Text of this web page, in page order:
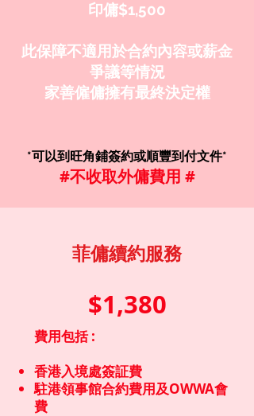
印傭$1,500
此保障不適用於合約內容或薪金
爭議等情況
家善僱傭擁有最終決定權
*可以到旺角鋪簽約或順豐到付文件*
#不收取外傭費用 #
菲傭續約服務
$1,380
費用包括 :
香港入境處簽証費
駐港領事館合約費用及OWWA會
費